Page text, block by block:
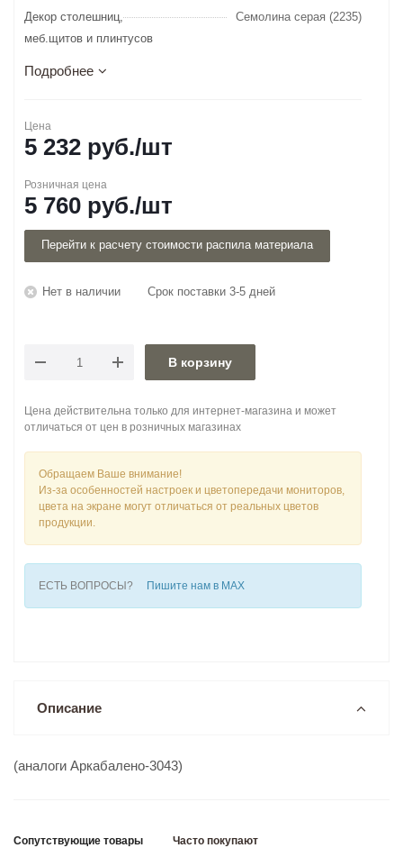
Декор столешниц,
меб.щитов и плинтусов
Семолина серая (2235)
Подробнее
Цена
5 232 руб./шт
Розничная цена
5 760 руб./шт
Перейти к расчету стоимости распила материала
Нет в наличии Срок поставки 3-5 дней
В корзину
Цена действительна только для интернет-магазина и может
отличаться от цен в розничных магазинах
Обращаем Ваше внимание!
Из-за особенностей настроек и цветопередачи мониторов,
цвета на экране могут отличаться от реальных цветов
продукции.
ЕСТЬ ВОПРОСЫ? Пишите нам в MAX
Описание
(аналоги Аркабалено-3043)
Сопутствующие товары Часто покупают